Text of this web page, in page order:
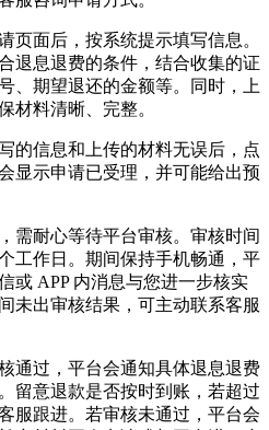
页面后，按系统提示填写信息。
退息退费的条件，结合收集的证
、期望退还的金额等。同时，上
材料清晰、完整。
的信息和上传的材料无误后，点
显示申请已受理，并可能给出预
需耐心等待平台审核。审核时间
工作日。期间保持手机畅通，平
或 APP 内消息与您进一步核实
未出审核结果，可主动联系客服
通过，平台会通知具体退息退费
留意退款是否按时到账，若超过
服跟进。若审核未通过，平台会